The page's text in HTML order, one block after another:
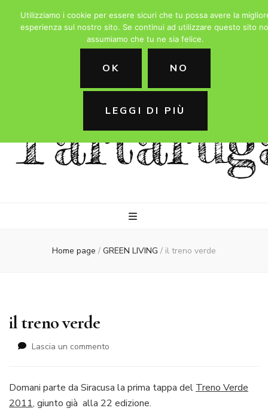
La
Home page / GREEN LIVING / il treno verde
il treno verde
Lascia un commento
verde
Domani parte da Siracusa la prima tappa del Treno Verde
2011, giunto già alla 22 edizione.
Utilizziamo i cookie per essere sicuri che tu possa avere la
esperienza sul nostro sito. Se continui ad utilizzare questo sito
assumiamo che tu ne sia felice.
OK NO
LEGGI DI PIÙ